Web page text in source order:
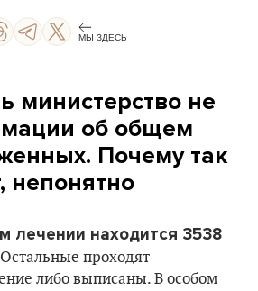
МЫ ЗДЕСЬ
министерство не
об общем
Почему так
непонятно
лечении находится 3538
проходят
либо выписаны. В особом